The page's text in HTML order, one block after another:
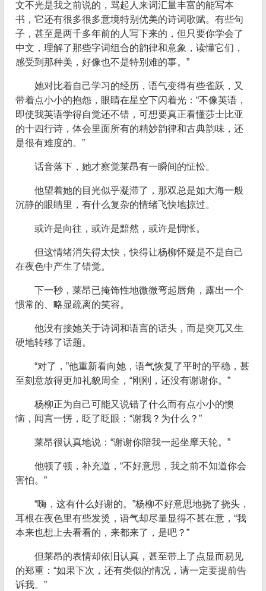
文不光是我之前说的，骂起人来词汇量丰富的能写本
书，它还有很多很多意境特别优美的诗词歌赋。有些句
子，甚至是两千多年前的人写下来的，但只要你学会了
中文，理解了那些字词组合的韵律和意象，读懂它们，
感受到那种美，好像也不是特别难的事。”
她对比着自己学习的经历，语气变得有些雀跃，又
带着点小小的抱怨，眼睛在星空下闪着光：“不像英语，
即使我英语学得自觉还不错，可想要真正看懂莎士比亚
的十四行诗，体会里面所有的精妙韵律和古典韵味，还
是很有难度的。”
话音落下，她才察觉莱昂有一瞬间的怔忪。
他望着她的目光似乎凝滞了，那双总是如大海一般
沉静的眼睛里，有什么复杂的情绪飞快地掠过。
或许是向往，或许是黯然，或许是惆怅。
但这情绪消失得太快，快得让杨柳怀疑是不是自己
在夜色中产生了错觉。
下一秒，莱昂已掩饰性地微微弯起唇角，露出一个
惯常的、略显疏离的笑容。
他没有接她关于诗词和语言的话头，而是突兀又生
硬地转移了话题。
“对了，”他重新看向她，语气恢复了平时的平稳，甚
至刻意放得更加礼貌周全，“刚刚，还没有谢谢你。”
杨柳正为自己可能又说错了什么而有点小小的懊
恼，闻言一愣，眨了眨眼：“谢我？为什么？”
莱昂很认真地说：“谢谢你陪我一起坐摩天轮。”
他顿了顿，补充道，“不好意思，我之前不知道你会
害怕。”
“嗨，这有什么好谢的。”杨柳不好意思地挠了挠头，
耳根在夜色里有些发烫，语气却尽量显得不甚在意，“我
本来也想上去看看的，来都来了，是吧？”
但莱昂的表情却依旧认真，甚至带上了点显而易见
的郑重：“如果下次，还有类似的情况，请一定要提前告
诉我。”